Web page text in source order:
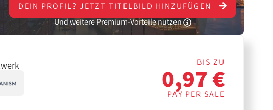
DEIN PROFIL? JETZT TITELBILD HINZUFÜGEN
Und weitere Premium-Vorteile nutzen
BIS ZU
0,97 €
PAY PER SALE